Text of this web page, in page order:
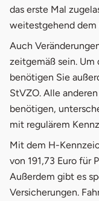
das erste Mal
weitestgehend dem
Auch
zeitgemäß sein. Um
benötigen Sie
StVZO. Alle
benötigen,
mit regulärem
Mit dem H-
von 191,73 Euro für
Außerdem gibt es
Versicherungen.